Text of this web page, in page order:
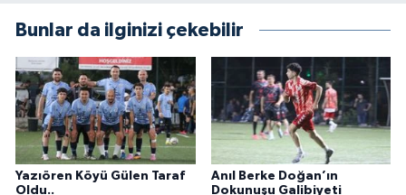
Bunlar da ilginizi çekebilir
Yazıören Köyü Gülen Taraf
Oldu..
Anıl Berke Doğan’ın
Dokunuşu Galibiyeti